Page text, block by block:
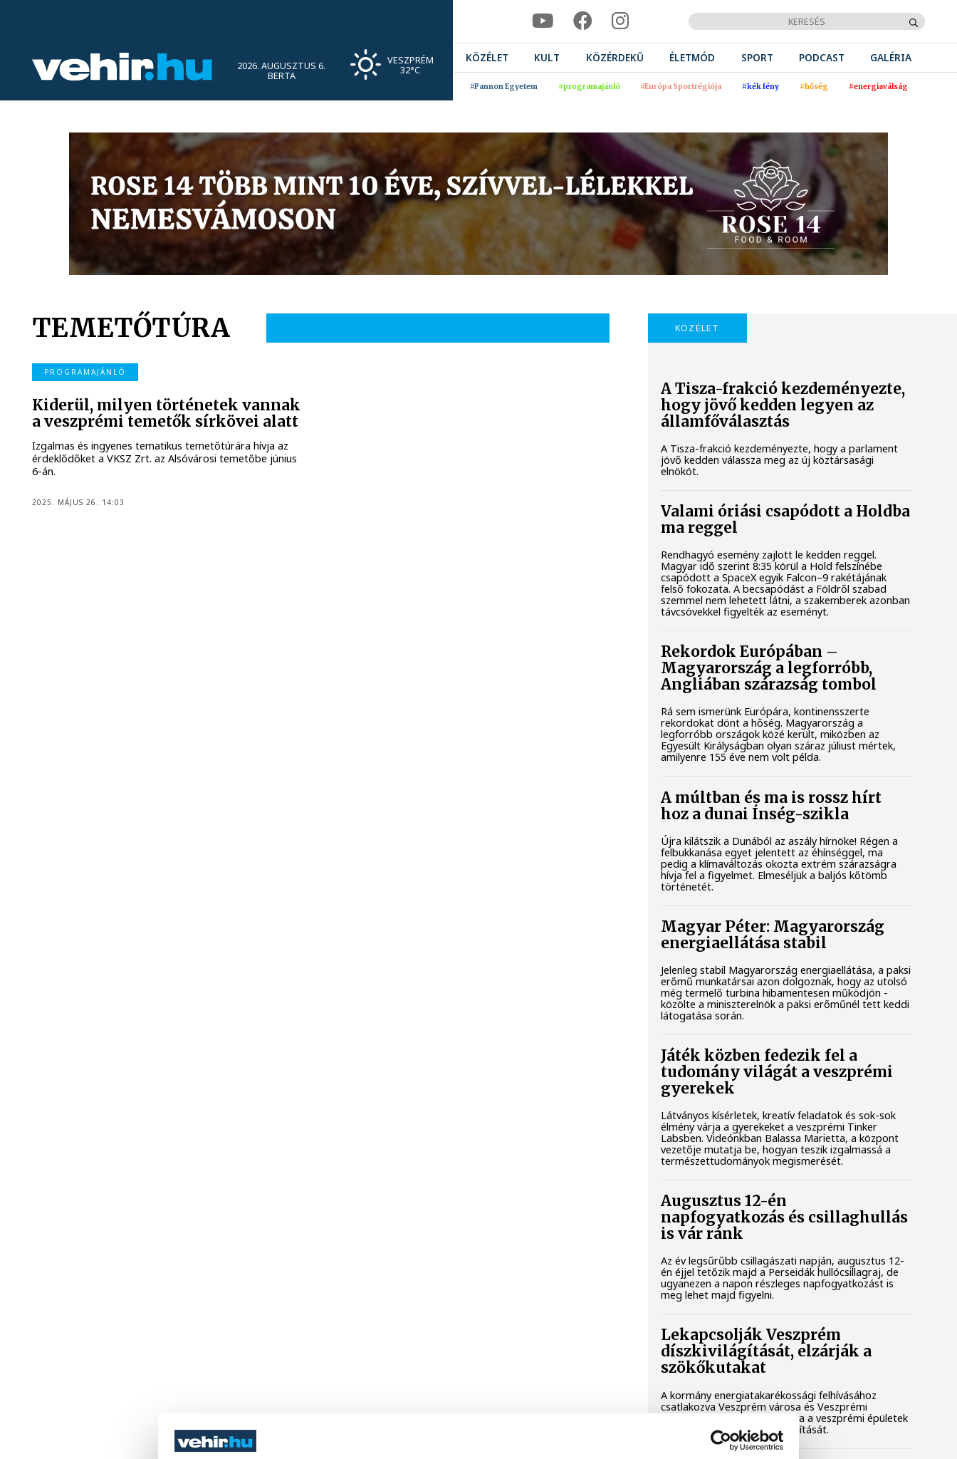
2026. AUGUSZTUS 6.
BERTA
VESZPRÉM
32°C
KÖZÉLET KULT KÖZÉRDEKŰ ÉLETMÓD SPORT PODCAST GALÉRIA
#Pannon Egyetem #programajánló #Európa Sportrégiója #kék fény #hőség #energiaválság
TEMETŐTÚRA
PROGRAMAJÁNLÓ
Kiderül, milyen történetek vannak
a veszprémi temetők sírkövei alatt
Izgalmas és ingyenes tematikus temetőtúrára hívja az
érdeklődőket a VKSZ Zrt. az Alsóvárosi temetőbe június
6-án.
2025. MÁJUS 26. 14:03
KÖZÉLET
A Tisza-frakció kezdeményezte,
hogy jövő kedden legyen az
államfőválasztás
A Tisza-frakció kezdeményezte, hogy a parlament
jövő kedden válassza meg az új köztársasági
elnököt.
Valami óriási csapódott a Holdba
ma reggel
Rendhagyó esemény zajlott le kedden reggel.
Magyar idő szerint 8:35 körül a Hold felszínébe
csapódott a SpaceX egyik Falcon–9 rakétájának
felső fokozata. A becsapódást a Földről szabad
szemmel nem lehetett látni, a szakemberek azonban
távcsövekkel figyelték az eseményt.
Rekordok Európában –
Magyarország a legforróbb,
Angliában szárazság tombol
Rá sem ismerünk Európára, kontinensszerte
rekordokat dönt a hőség. Magyarország a
legforróbb országok közé került, miközben az
Egyesült Királyságban olyan száraz júliust mértek,
amilyenre 155 éve nem volt példa.
A múltban és ma is rossz hírt
hoz a dunai Ínség-szikla
Újra kilátszik a Dunából az aszály hírnöke! Régen a
felbukkanása egyet jelentett az éhínséggel, ma
pedig a klímaváltozás okozta extrém szárazságra
hívja fel a figyelmet. Elmeséljük a baljós kőtömb
történetét.
Magyar Péter: Magyarország
energiaellátása stabil
Jelenleg stabil Magyarország energiaellátása, a paksi
erőmű munkatársai azon dolgoznak, hogy az utolsó
még termelő turbina hibamentesen működjön -
közölte a miniszterelnök a paksi erőműnél tett keddi
látogatása során.
Játék közben fedezik fel a
tudomány világát a veszprémi
gyerekek
Látványos kísérletek, kreatív feladatok és sok-sok
élmény várja a gyerekeket a veszprémi Tinker
Labsben. Videónkban Balassa Marietta, a központ
vezetője mutatja be, hogyan teszik izgalmassá a
természettudományok megismerését.
Augusztus 12-én
napfogyatkozás és csillaghullás
is vár ránk
Az év legsűrűbb csillagászati napján, augusztus 12-
én éjjel tetőzik majd a Perseidák hullócsillagraj, de
ugyanezen a napon részleges napfogyatkozást is
meg lehet majd figyelni.
Lekapcsolják Veszprém
díszkivilágítását, elzárják a
szökőkutakat
A kormány energiatakarékossági felhívásához
csatlakozva Veszprém városa és Veszprémi
Főegyházmegye is lekapcsolta a veszprémi épületek
és nevezetességek díszkivilágítását.